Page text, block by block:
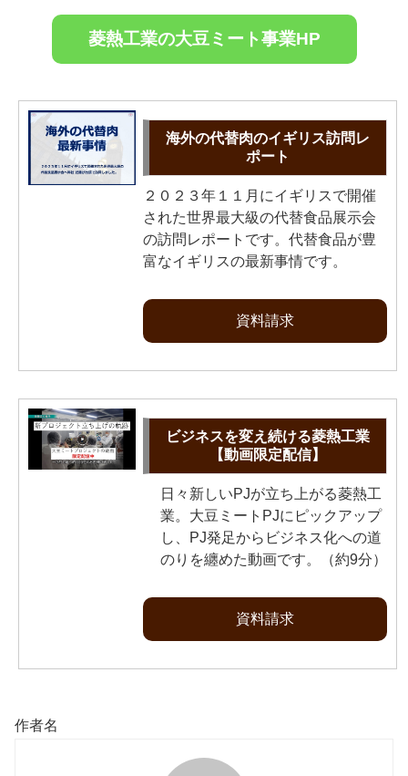
菱熱工業の大豆ミート事業HP
海外の代替肉のイギリス訪問レ
ポート
２０２３年１１月にイギリスで開催
された世界最大級の代替食品展示会
の訪問レポートです。代替食品が豊
富なイギリスの最新事情です。
資料請求
ビジネスを変え続ける菱熱工業
【動画限定配信】
日々新しいPJが立ち上がる菱熱工
業。大豆ミートPJにピックアップ
し、PJ発足からビジネス化への道
のりを纏めた動画です。（約9分）
資料請求
作者名